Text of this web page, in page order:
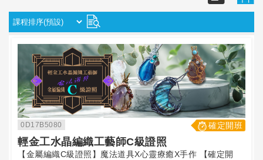
0D17B5080 確定開班
輕金工水晶編織工藝師C級證照
【金屬編織C級證照】魔法道具X心靈療癒X手作 【確定開